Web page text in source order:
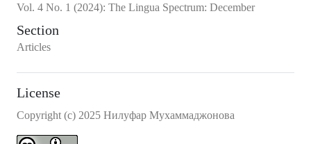
Vol. 4 No. 1 (2024): The Lingua Spectrum: December
Section
Articles
License
Copyright (c) 2025 Нилуфар Мухаммаджонова